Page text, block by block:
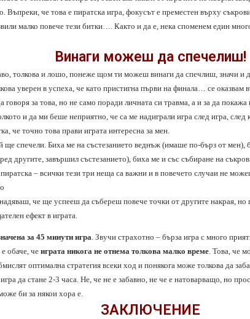
Въпреки, че това е пиратска игра, фокусът е преместен върху
малко повече тези битки…. Както и да е, нека споменем един
Винаги можеш да спечелиш!
толкова и лошо, понеже щом ти можеш винаги да спечлиш, значи и
уверен в успеха, че като пристигна първи на финала… се оказвам
говоря за това, но не само поради личната си травма, а и за да
и да ми беше неприятно, че са ме надиграли игра след игра,
че точно това прави играта интересна за мен.
ще спечели. Биха ме на състезанието веднъж (имаше по-бърз от мен),
другите, завършил състезанието), биха ме и със събиране на
– всички тези три неща са важни и в повечето случаи не
че ще успееш да събереш повече точки от другите накрая, но
ефект в играта.
за 45 минути игра. Звучи страхотно – бърза игра с много
обаче, чеиграта никога не отнема толкова малко време. Това, че
оптимална стратегия всеки ход и понякога може толкова да
да стане 2-3 часа. Не, че не е забавно, не че е натоварващо, но
би за някои хора е.
ЗАКЛЮЧЕНИЕ